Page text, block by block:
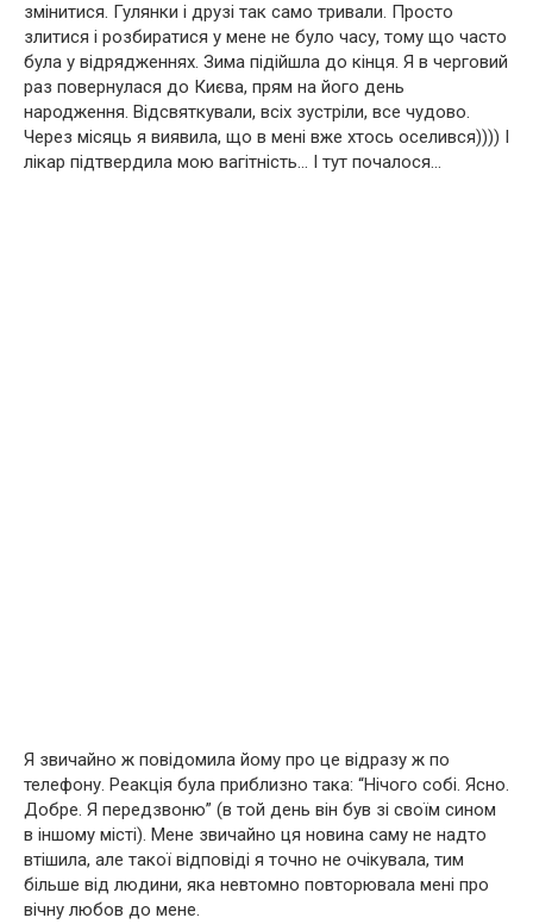
змінитися. Гулянки і друзі так само тривали. Просто
злитися і розбиратися у мене не було часу, тому що часто
була у відрядженнях. Зима підійшла до кінця. Я в черговий
раз повернулася до Києва, прям на його день
народження. Відсвяткували, всіх зустріли, все чудово.
Через місяць я виявила, що в мені вже хтось оселився)))) І
лікар підтвердила мою вагітність… І тут почалося…
Я звичайно ж повідомила йому про це відразу ж по
телефону. Реакція була приблизно така: “Нічого собі. Ясно.
Добре. Я передзвоню” (в той день він був зі своїм сином
в іншому місті). Мене звичайно ця новина саму не надто
втішила, але такої відповіді я точно не очікувала, тим
більше від людини, яка невтомно повторювала мені про
вічну любов до мене.